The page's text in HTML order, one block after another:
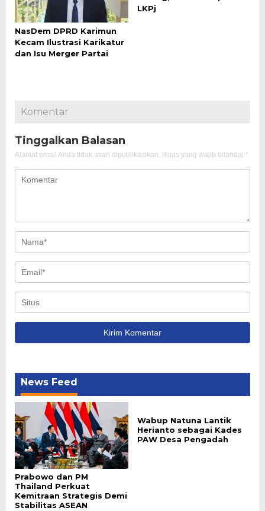
NasDem DPRD Karimun
Kecam Ilustrasi Karikatur
dan Isu Merger Partai
LKPj
Komentar
Tinggalkan Balasan
Alamat email Anda tidak akan dipublikasikan. Ruas yang wajib ditandai *
News Feed
Prabowo dan PM
Thailand Perkuat
Kemitraan Strategis Demi
Stabilitas ASEAN
Wabup Natuna Lantik
Herianto sebagai Kades
PAW Desa Pengadah